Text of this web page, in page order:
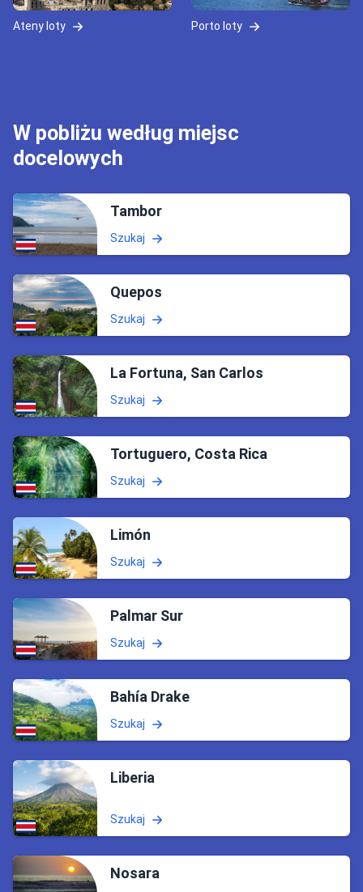
Ateny loty Porto loty
W pobliżu według miejsc
docelowych
Tambor
Szukaj
Quepos
Szukaj
La Fortuna, San Carlos
Szukaj
Tortuguero, Costa Rica
Szukaj
Limón
Szukaj
Palmar Sur
Szukaj
Bahía Drake
Szukaj
Liberia
Szukaj
Nosara